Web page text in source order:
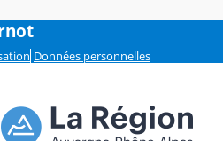
Données personnelles